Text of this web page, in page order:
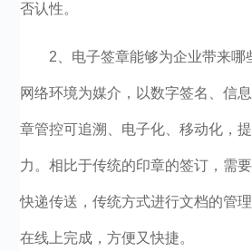
否认性。
2、电子签章能够为企业带来哪
网络环境为媒介，以数字签名、信
章管控可追溯、电子化、移动化，
力。相比于传统的印章的签订，需
快递传送，传统方式进行文档的管
在线上完成，方便又快捷。